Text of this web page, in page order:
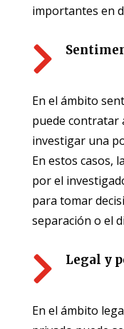
importantes en

En el ámbito
puede contratar
investigar una
En estos casos,
por el
para tomar
separación o el
 Legal y
En el ámbito